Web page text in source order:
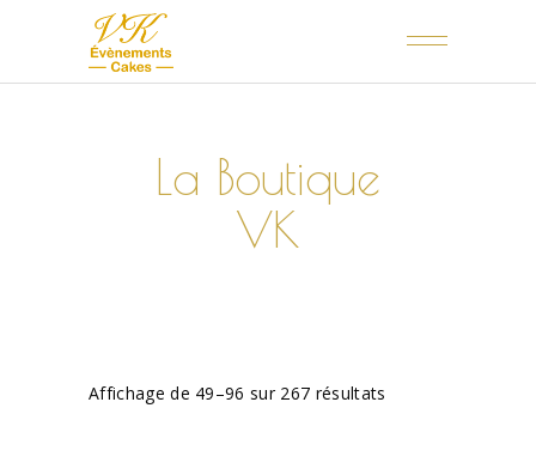
La Boutique
VK
Affichage de 49–96 sur 267 résultats